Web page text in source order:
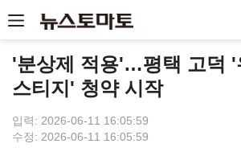
'분상제 적용'…평택 고덕 '
스티지' 청약 시작
입력: 2026-06-11 16:05:59
수정: 2026-06-11 16:05:59